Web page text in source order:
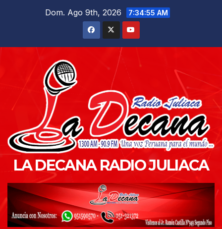
Dom. Ago 9th, 2026 7:34:56 AM
LA DECANA RADIO JULIACA